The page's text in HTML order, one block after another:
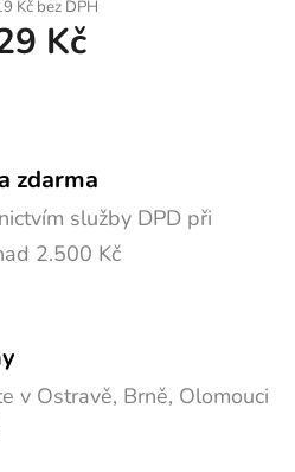
Kč bez DPH
Kč
zdarma
služby DPD při
2.500 Kč
v Ostravě, Brně, Olomouci